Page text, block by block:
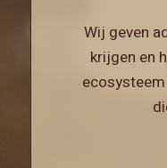
Wij geven
krijgen en